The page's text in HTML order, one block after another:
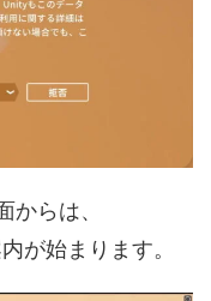
らは、
が始まります。